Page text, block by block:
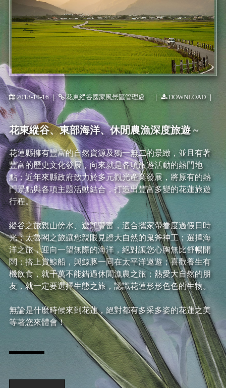
2018-10-16 ｜ 花東縱谷國家風景區管理處 ｜ DOWNLOAD ｜
花東縱谷、東部海洋、休閒農漁深度旅遊 ~
花蓮縣擁有豐富的自然資源及獨一無二的景緻，並且有著
豐富的歷史文化發展，向來就是各項旅遊活動的熱門地
點；近年來縣政府致力於多元觀光產業發展，將原有的熱
門景點與各項主題活動結合，打造出豐富多變的花蓮旅遊
行程。
縱谷之旅親山傍水、遊憩豐富，適合攜家帶眷度過假日時
光；太魯閣之旅讓您親眼見證大自然的鬼斧神工；選擇海
洋之旅，迎向一望無際的海洋，絕對讓您心胸無比舒暢開
闊；搭上賞鯨船，與鯨豚一同在太平洋遨遊；喜歡養生有
機飲食，就千萬不能錯過休閒漁農之旅；熱愛大自然的朋
友，就一定要選擇生態之旅，認識花蓮形形色色的生物。
無論是什麼時候來到花蓮，絕對都有多采多姿的花蓮之美
等著您來體會！